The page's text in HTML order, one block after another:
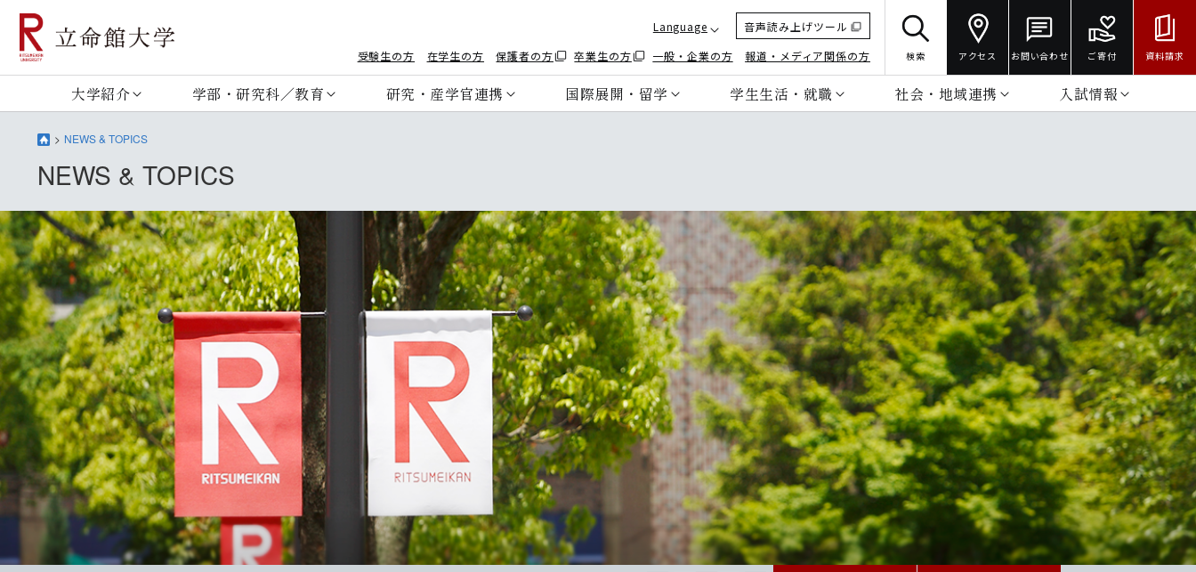
Language
音声読み上げツール
受験生の方
在学生の方 保護者の方 卒業生の方 一般・企業の方 報道・メディア関係の方 検索 アクセス お問い合わせ ご寄付 資料請求
大学紹介 学部・研究科／教育 研究・産学官連携 国際展開・留学 学生生活・就職 社会・地域連携 入試情報
NEWS & TOPICS
NEWS & TOPICS